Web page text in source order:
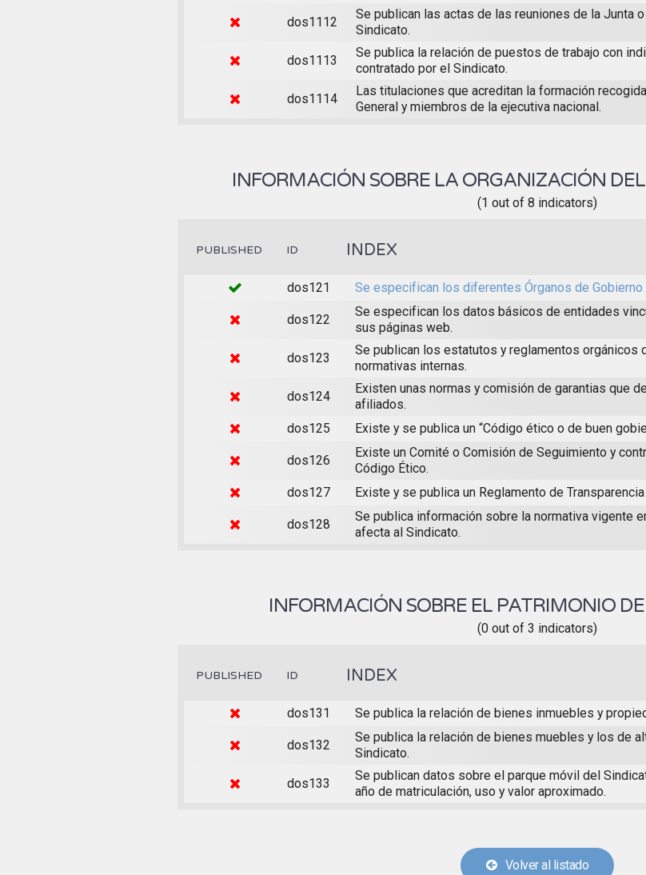
dos1112
Se publican las actas de las reuniones de la Junta
Sindicato.
dos1113
Se publica la relación de puestos de trabajo con
contratado por el Sindicato.
dos1114
Las titulaciones que acreditan la formación
General y miembros de la ejecutiva nacional.
INFORMACIÓN SOBRE LA ORGANIZACIÓN
(1 out of 8 indicators)
PUBLISHED ID INDEX
dos121 Se especifican los diferentes Órganos de Gobierno
dos122
Se especifican los datos básicos de entidades
sus páginas web.
dos123
Se publican los estatutos y reglamentos orgánicos
normativas internas.
dos124
Existen unas normas y comisión de garantias que
afiliados.
dos125
Existe y se publica un “Código ético o de buen
dos126
Existe un Comité o Comisión de Seguimiento y
Código Ético.
dos127
Existe y se publica un Reglamento de
dos128
Se publica información sobre la normativa vigente
afecta al Sindicato.
INFORMACIÓN SOBRE EL PATRIMONIO
(0 out of 3 indicators)
PUBLISHED ID INDEX
dos131 Se publica la relación de bienes inmuebles y
dos132
Se publica la relación de bienes muebles y los de
Sindicato.
dos133
Se publican datos sobre el parque móvil del
año de matriculación, uso y valor aproximado.
Volver al listado